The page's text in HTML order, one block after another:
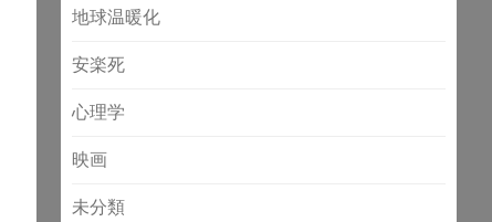
地球温暖化
安楽死
心理学
映画
未分類